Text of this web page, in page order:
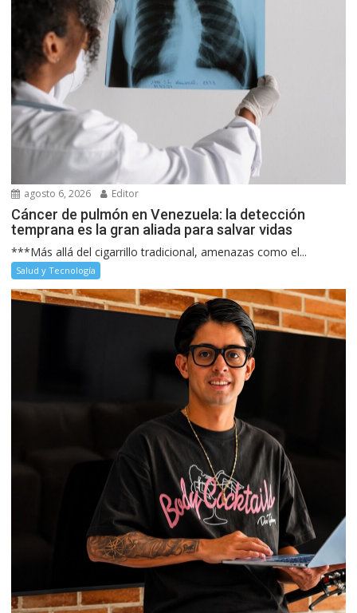
agosto 6, 2026 Editor
Cáncer de pulmón en Venezuela: la detección
temprana es la gran aliada para salvar vidas
***Más allá del cigarrillo tradicional, amenazas como el...
Salud y Tecnología